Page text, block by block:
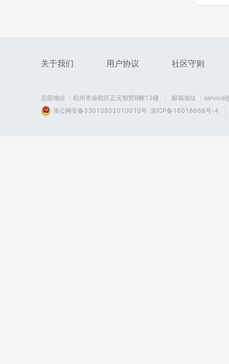
关于我们 用户协议 社区守则
总部地址 ：杭州市余杭区正元智慧B幢13楼
邮箱地址 ：
浙公网安备33010802010010号 浙ICP备16018668号-4